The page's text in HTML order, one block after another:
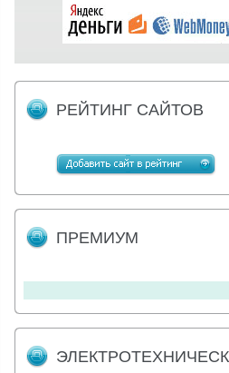
РЕЙТИНГ САЙТОВ
ПРЕМИУМ